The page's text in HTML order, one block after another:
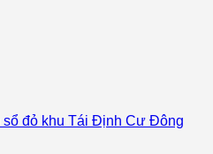
sổ đỏ khu Tái Định Cư Đông